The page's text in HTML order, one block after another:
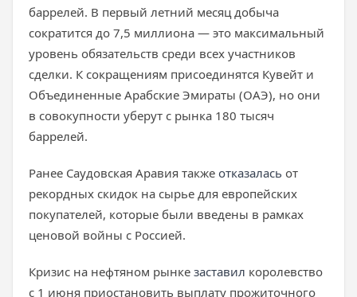
баррелей. В первый летний месяц добыча
сократится до 7,5 миллиона — это максимальный
уровень обязательств среди всех участников
сделки. К сокращениям присоединятся Кувейт и
Объединенные Арабские Эмираты (ОАЭ), но они
в совокупности уберут с рынка 180 тысяч
баррелей.
Ранее Саудовская Аравия также отказалась от
рекордных скидок на сырье для европейских
покупателей, которые были введены в рамках
ценовой войны с Россией.
Кризис на нефтяном рынке заставил королевство
с 1 июня приостановить выплату прожиточного